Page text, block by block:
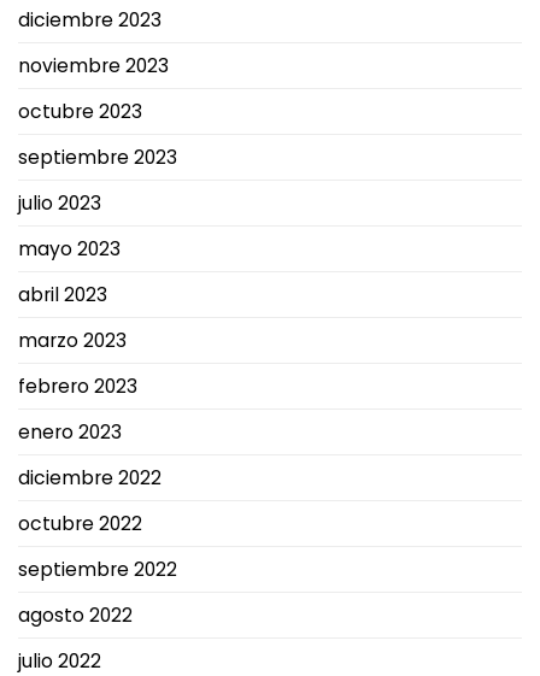
diciembre 2023
noviembre 2023
octubre 2023
septiembre 2023
julio 2023
mayo 2023
abril 2023
marzo 2023
febrero 2023
enero 2023
diciembre 2022
octubre 2022
septiembre 2022
agosto 2022
julio 2022